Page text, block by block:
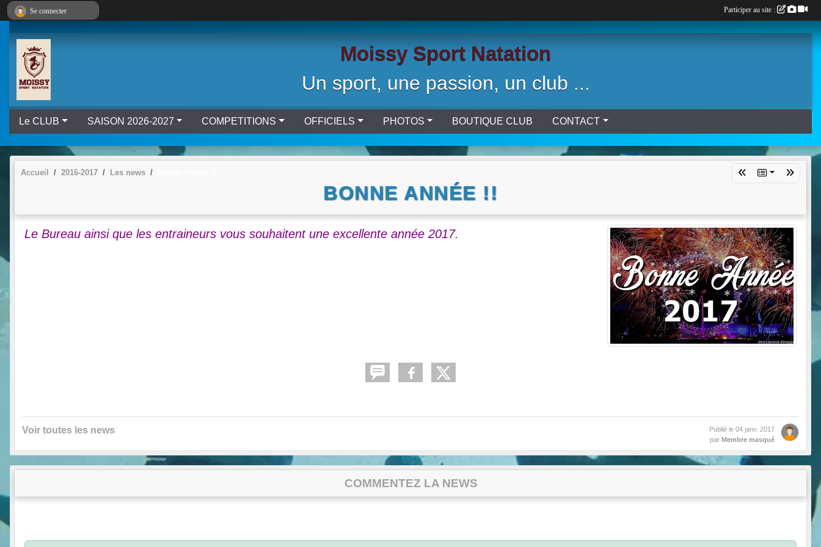
Moissy Sport Natation
Un sport, une passion, un club ...
Le CLUB SAISON 2026-2027 COMPETITIONS OFFICIELS PHOTOS BOUTIQUE CLUB CONTACT
Accueil 2016-2017 Les news
BONNE ANNÉE !!
Le Bureau ainsi que les entraineurs vous souhaitent une excellente année 2017.
Voir toutes les news Publié le 04 janv. 2017
par Membre masqué
COMMENTEZ LA NEWS
Se connecter Participer au site :
Panneau de gestion des cookies